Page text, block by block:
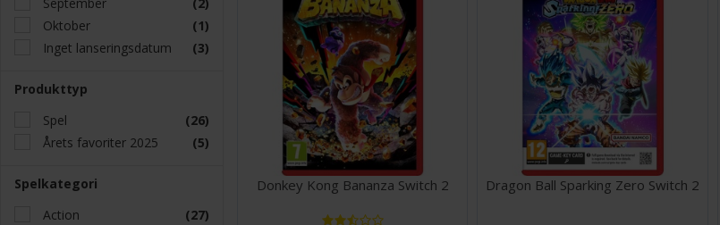
Oktober
(1)
Inget lanseringsdatum
(3)
Produkttyp
Spel
(26)
Årets favoriter 2025
(5)
Spelkategori
Action
(27)
Donkey Kong Bananza Switch 2 Dragon Ball Sparking Zero Switch 2